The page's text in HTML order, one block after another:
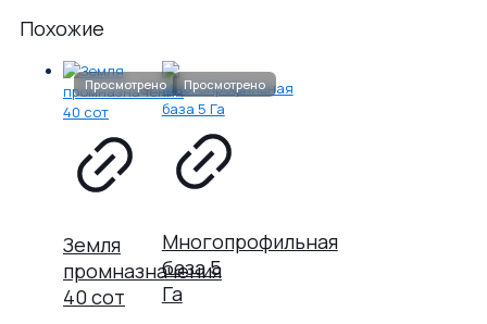
Похожие
Земля
промназначения
40 сот
Многопрофильная
база 5
Га